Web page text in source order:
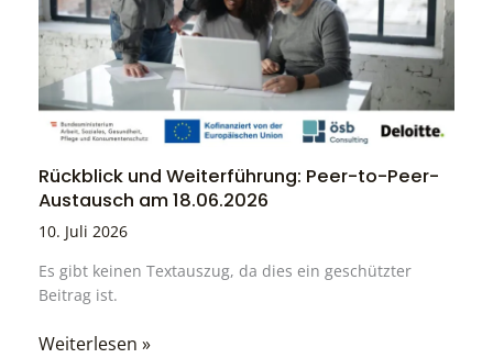
Rückblick und Weiterführung: Peer-to-Peer-
Austausch am 18.06.2026
10. Juli 2026
Es gibt keinen Textauszug, da dies ein geschützter
Beitrag ist.
Weiterlesen »